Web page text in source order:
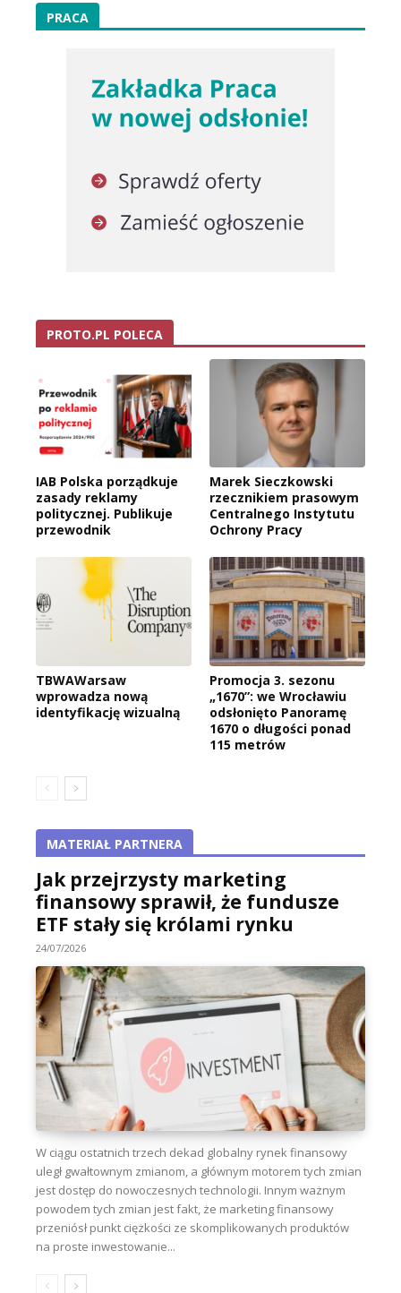
PRACA
PROTO.PL POLECA
IAB Polska porządkuje
zasady reklamy
politycznej. Publikuje
przewodnik
Marek Sieczkowski
rzecznikiem prasowym
Centralnego Instytutu
Ochrony Pracy
TBWAWarsaw
wprowadza nową
identyfikację wizualną
Promocja 3. sezonu
„1670”: we Wrocławiu
odsłonięto Panoramę
1670 o długości ponad
115 metrów
MATERIAŁ PARTNERA
Jak przejrzysty marketing
finansowy sprawił, że fundusze
ETF stały się królami rynku
24/07/2026
W ciągu ostatnich trzech dekad globalny rynek finansowy
uległ gwałtownym zmianom, a głównym motorem tych zmian
jest dostęp do nowoczesnych technologii. Innym ważnym
powodem tych zmian jest fakt, że marketing finansowy
przeniósł punkt ciężkości ze skomplikowanych produktów
na proste inwestowanie...